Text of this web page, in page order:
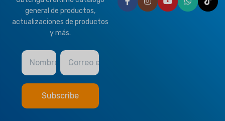
general de productos,
actualizaciones de productos
y más.
Nombre Correo electrónico